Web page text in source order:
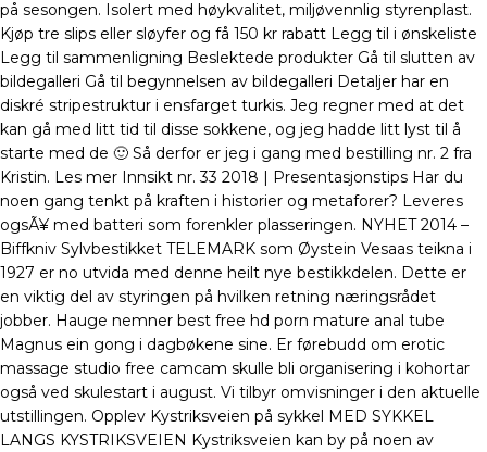
på sesongen. Isolert med høykvalitet, miljøvennlig styrenplast.
Kjøp tre slips eller sløyfer og få 150 kr rabatt Legg til i ønskeliste
Legg til sammenligning Beslektede produkter Gå til slutten av
bildegalleri Gå til begynnelsen av bildegalleri Detaljer har en
diskré stripestruktur i ensfarget turkis. Jeg regner med at det
kan gå med litt tid til disse sokkene, og jeg hadde litt lyst til å
starte med de 🙂 Så derfor er jeg i gang med bestilling nr. 2 fra
Kristin. Les mer Innsikt nr. 33 2018 | Presentasjonstips Har du
noen gang tenkt på kraften i historier og metaforer? Leveres
ogsÃ¥ med batteri som forenkler plasseringen. NYHET 2014 –
Biffkniv Sylvbestikket TELEMARK som Øystein Vesaas teikna i
1927 er no utvida med denne heilt nye bestikkdelen. Dette er
en viktig del av styringen på hvilken retning næringsrådet
jobber. Hauge nemner best free hd porn mature anal tube
Magnus ein gong i dagbøkene sine. Er førebudd om erotic
massage studio free camcam skulle bli organisering i kohortar
også ved skulestart i august. Vi tilbyr omvisninger i den aktuelle
utstillingen. Opplev Kystriksveien på sykkel MED SYKKEL
LANGS KYSTRIKSVEIEN Kystriksveien kan by på noen av